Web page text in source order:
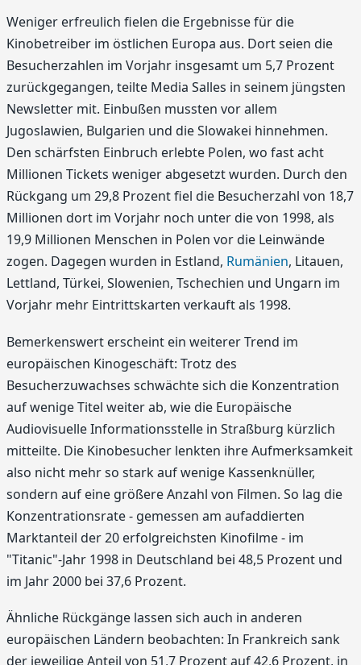
Weniger erfreulich fielen die Ergebnisse für die
Kinobetreiber im östlichen Europa aus. Dort seien die
Besucherzahlen im Vorjahr insgesamt um 5,7 Prozent
zurückgegangen, teilte Media Salles in seinem jüngsten
Newsletter mit. Einbußen mussten vor allem
Jugoslawien, Bulgarien und die Slowakei hinnehmen.
Den schärfsten Einbruch erlebte Polen, wo fast acht
Millionen Tickets weniger abgesetzt wurden. Durch den
Rückgang um 29,8 Prozent fiel die Besucherzahl von 18,7
Millionen dort im Vorjahr noch unter die von 1998, als
19,9 Millionen Menschen in Polen vor die Leinwände
zogen. Dagegen wurden in Estland, Rumänien, Litauen,
Lettland, Türkei, Slowenien, Tschechien und Ungarn im
Vorjahr mehr Eintrittskarten verkauft als 1998.
Bemerkenswert erscheint ein weiterer Trend im
europäischen Kinogeschäft: Trotz des
Besucherzuwachses schwächte sich die Konzentration
auf wenige Titel weiter ab, wie die Europäische
Audiovisuelle Informationsstelle in Straßburg kürzlich
mitteilte. Die Kinobesucher lenkten ihre Aufmerksamkeit
also nicht mehr so stark auf wenige Kassenknüller,
sondern auf eine größere Anzahl von Filmen. So lag die
Konzentrationsrate - gemessen am aufaddierten
Marktanteil der 20 erfolgreichsten Kinofilme - im
"Titanic"-Jahr 1998 in Deutschland bei 48,5 Prozent und
im Jahr 2000 bei 37,6 Prozent.
Ähnliche Rückgänge lassen sich auch in anderen
europäischen Ländern beobachten: In Frankreich sank
der jeweilige Anteil von 51,7 Prozent auf 42,6 Prozent, in